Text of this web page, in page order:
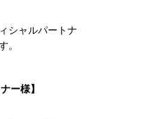
シャルパートナ
。
ー様】